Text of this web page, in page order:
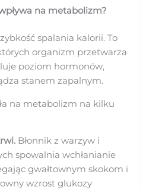
na metabolizm?
spalania kalorii. To
organizm przetwarza
poziom hormonów,
stanem zapalnym.
na metabolizm na kilku
Błonnik z warzyw i
spowalnia wchłanianie
gwałtownym skokom i
wzrost glukozy